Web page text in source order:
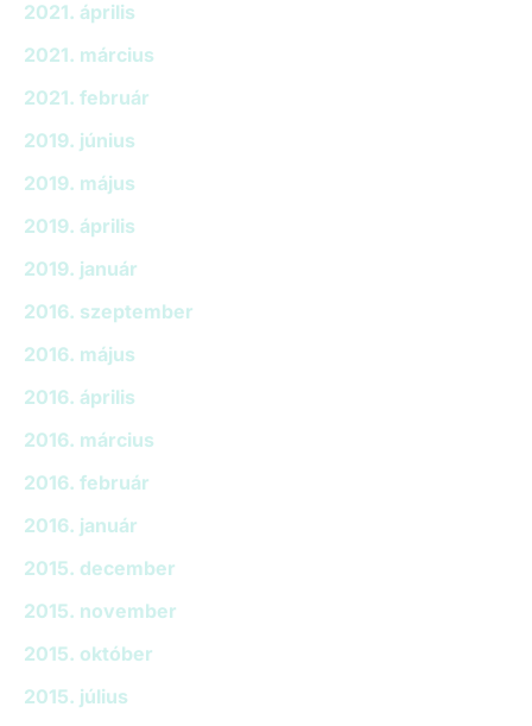
2021. április
2021. március
2021. február
2019. június
2019. május
2019. április
2019. január
2016. szeptember
2016. május
2016. április
2016. március
2016. február
2016. január
2015. december
2015. november
2015. október
2015. július